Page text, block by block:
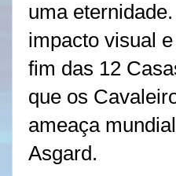
uma
impacto visual
fim das 12
que os
ameaça
Asgard.